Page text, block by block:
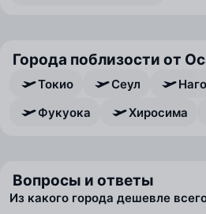
Города поблизости от
Токио Сеул
Фукуока
Хиросима
Вопросы и ответы
Из какого города дешевле